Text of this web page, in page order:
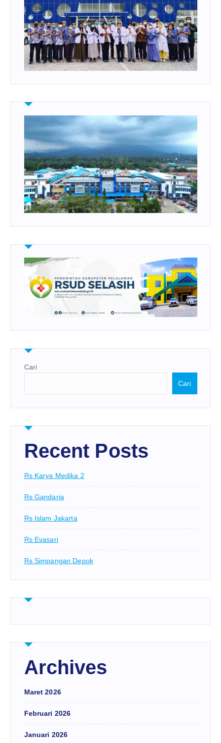
Cari
Cari
Recent Posts
Rs Karya Medika 2
Rs Gandaria
Rs Islam Jakarta
Rs Evasari
Rs Simpangan Depok
Archives
Maret 2026
Februari 2026
Januari 2026